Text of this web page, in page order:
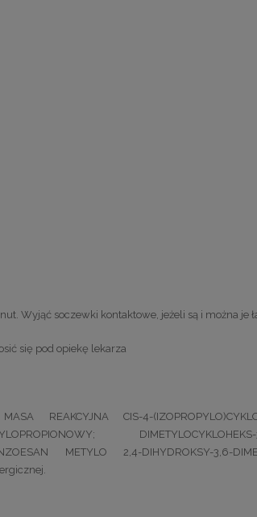
Wyjąć soczewki kontaktowe, jeżeli są i można je
się pod opiekę lekarza
REAKCYJNA CIS-4-
METYLO 2,4-DIHYDROKSY-3,6-